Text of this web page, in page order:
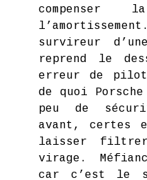
survireur
reprend le
erreur de
de quoi
peu de
avant, certes
laisser filtrer
virage.
car c’est le